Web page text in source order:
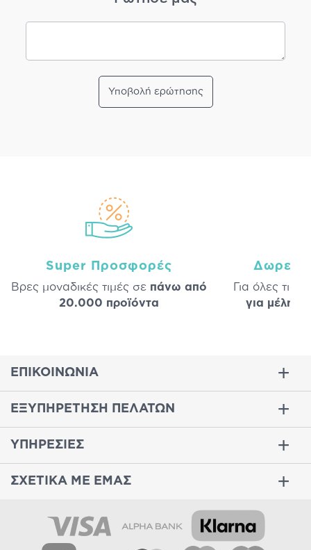
Υποβολή ερώτησης
Super Προσφορές
Βρες μοναδικές τιμές σε πάνω από
20.000 προϊόντα
Δωρεάν
Για όλες τις
για μέλη
ΕΠΙΚΟΙΝΩΝΙΑ
ΕΞΥΠΗΡΕΤΗΣΗ ΠΕΛΑΤΩΝ
ΥΠΗΡΕΣΙΕΣ
ΣΧΕΤΙΚΑ ΜΕ ΕΜΑΣ